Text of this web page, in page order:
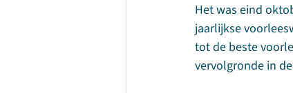
Het was eind
jaarlijkse
tot de beste
vervolgronde in